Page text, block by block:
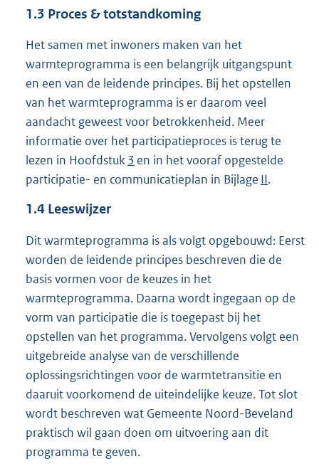
1.3 Proces & totstandkoming
Het samen met inwoners maken van het
warmteprogramma is een belangrijk uitgangspunt
en een van de leidende principes. Bij het opstellen
van het warmteprogramma is er daarom veel
aandacht geweest voor betrokkenheid. Meer
informatie over het participatieproces is terug te
lezen in Hoofdstuk3 en in het vooraf opgestelde
participatie- en communicatieplan in Bijlage II.
1.4 Leeswijzer
Dit warmteprogramma is als volgt opgebouwd: Eerst
worden de leidende principes beschreven die de
basis vormen voor de keuzes in het
warmteprogramma. Daarna wordt ingegaan op de
vorm van participatie die is toegepast bij het
opstellen van het programma. Vervolgens volgt een
uitgebreide analyse van de verschillende
oplossingsrichtingen voor de warmtetransitie en
daaruit voorkomend de uiteindelijke keuze. Tot slot
wordt beschreven wat Gemeente Noord-Beveland
praktisch wil gaan doen om uitvoering aan dit
programma te geven.